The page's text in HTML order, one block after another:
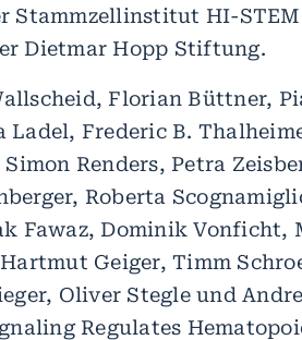
Stammzellinstitut HI-
Dietmar Hopp Stiftung.
Florian Büttner,
Ladel, Frederic B.
Simon Renders, Petra
Roberta
Fawaz, Dominik Vonficht,
Geiger, Timm
Oliver Stegle und
Regulates